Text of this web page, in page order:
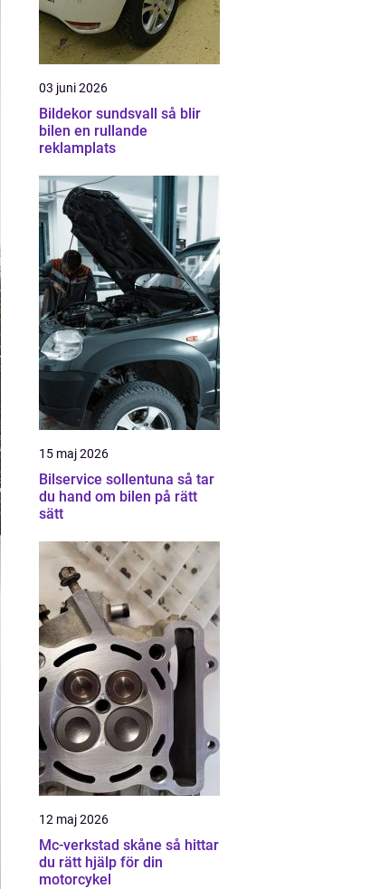
03 juni 2026
Bildekor sundsvall så blir
bilen en rullande
reklamplats
15 maj 2026
Bilservice sollentuna så tar
du hand om bilen på rätt
sätt
12 maj 2026
Mc-verkstad skåne så hittar
du rätt hjälp för din
motorcykel